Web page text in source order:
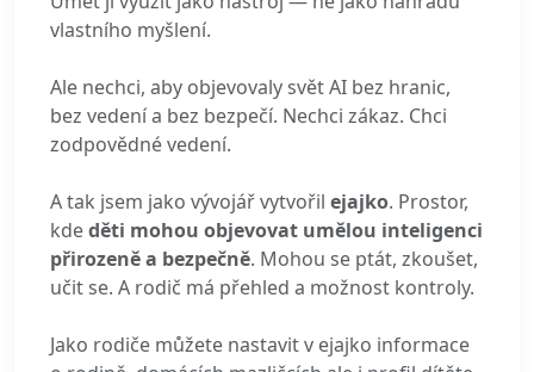
vlastního myšlení.
Ale nechci, aby objevovaly svět AI bez hranic,
bez vedení a bez bezpečí. Nechci zákaz. Chci
zodpovědné vedení.
A tak jsem jako vývojář vytvořil ejajko. Prostor,
kdeděti mohou objevovat umělou inteligenci
přirozeně a bezpečně. Mohou se ptát, zkoušet,
učit se. A rodič má přehled a možnost kontroly.
Jako rodiče můžete nastavit v ejajko informace